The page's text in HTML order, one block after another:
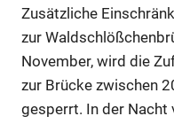
Zusätzliche
zur
November, wird die
zur Brücke zwischen
gesperrt. In der Nacht